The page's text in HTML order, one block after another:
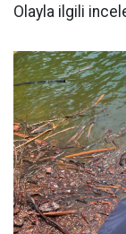
Olayla ilgili